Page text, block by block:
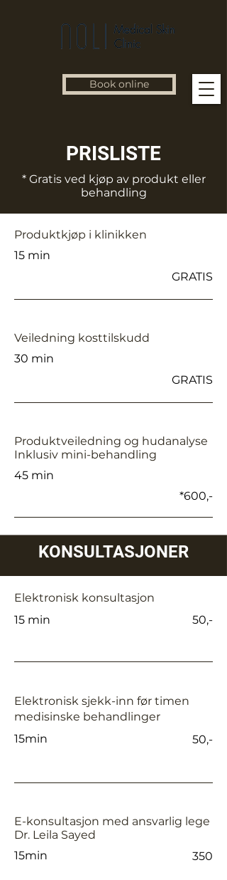
Book online
PRISLISTE
* Gratis ved kjøp av produkt eller
behandling
Produktkjøp i klinikken
15 min
GRATIS
Veiledning kosttilskudd
30 min
GRATIS
Produktveiledning og hudanalyse
Inklusiv mini-behandling
45 min
*600,-
KONSULTASJONER
Elektronisk konsultasjon
15 min
50,-
Elektronisk sjekk-inn før timen
medisinske behandlinger
15min
50,-
E-konsultasjon med ansvarlig lege
Dr. Leila Sayed
15min
350